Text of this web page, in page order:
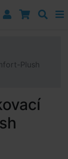
Plush